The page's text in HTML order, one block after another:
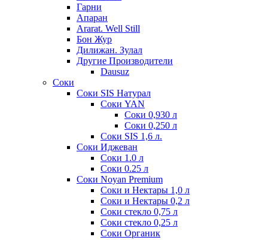
Гарни
Апаран
Ararat. Well Still
Бон Жур
Дилижан. Зулал
Другие Производители
Dausuz
Соки
Соки SIS Натурал
Соки YAN
Соки 0,930 л
Соки 0,250 л
Соки SIS 1,6 л.
Соки Иджеван
Соки 1.0 л
Соки 0.25 л
Соки Noyan Premium
Соки и Нектары 1,0 л
Соки и Нектары 0,2 л
Соки стекло 0,75 л
Соки стекло 0,25 л
Соки Органик